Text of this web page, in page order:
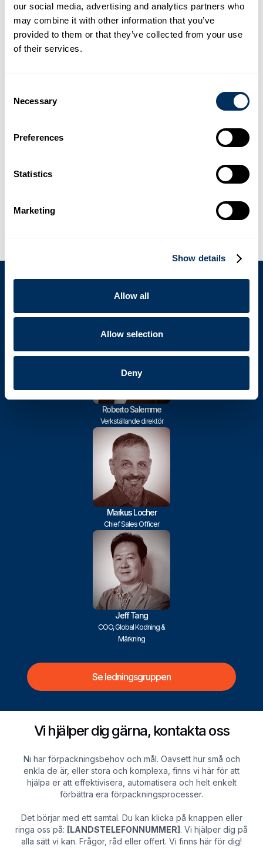
our social media, advertising and analytics partners who
may combine it with other information that you’ve
provided to them or that they’ve collected from your use
of their services.
Selection
Necessary
Preferences
Statistics
Marketing
Show details
Allow all
Allow selection
Deny
band och sträckfilm, lim och resår är avgörande. Vi är dedikerade till
precision i allt vi gör, vilket säkerställer säkra, spårbara produkter
och förpackningar, och skapar operativ excellens i hela
värdekedjan.
Vänlighet och respekt är inte förhandlingsbara. Att omfamna global
över vårt arbete, men aldrig nöjda. Livet är kort, och arbetet ska
vara meningsfullt och roligt.
Möt vårt ledningsteam
Roberto Salemme
Verkställande direktör
Markus Locher
Chief Sales Officer
Jeff Tang
COO, Global Kodning &
Märkning
Se ledningsgruppen
Vi hjälper dig gärna, kontakta oss
Ni har förpackningsbehov och mål. Oavsett hur små och
enkla de är, eller stora och komplexa, finns vi här för att
hjälpa er att effektivisera, automatisera och helt enkelt
förbättra era förpackningsprocesser.
Det börjar med ett samtal. Du kan klicka på knappen eller
ringa oss på: [LANDSTELEFONNUMMER] . Vi hjälper dig på
alla sätt vi kan. Frågor, råd eller offert. Vi finns här för dig!